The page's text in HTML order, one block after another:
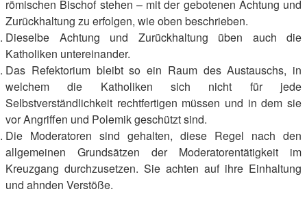
römischen Bischof stehen – mit der gebotenen Achtung und
Zurückhaltung zu erfolgen, wie oben beschrieben.
Dieselbe Achtung und Zurückhaltung üben auch die
Katholiken untereinander.
Das Refektorium bleibt so ein Raum des Austauschs, in
welchem die Katholiken sich nicht für jede
Selbstverständlichkeit rechtfertigen müssen und in dem sie
vor Angriffen und Polemik geschützt sind.
Die Moderatoren sind gehalten, diese Regel nach den
allgemeinen Grundsätzen der Moderatorentätigkeit im
Kreuzgang durchzusetzen. Sie achten auf ihre Einhaltung
und ahnden Verstöße.